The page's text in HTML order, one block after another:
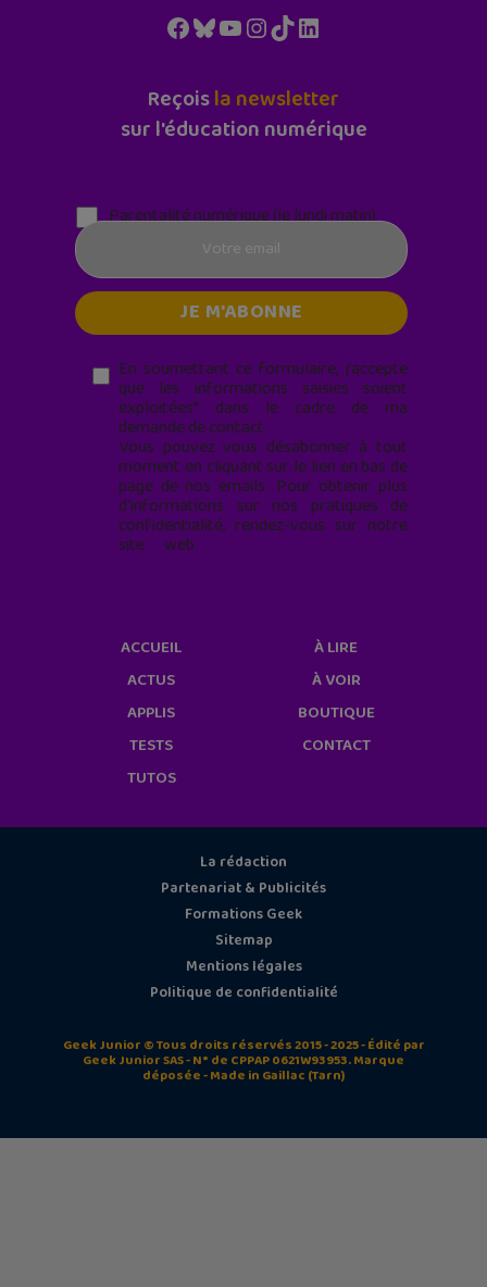
Facebook
Bluesky
YouTube
Instagram
TikTokLinkedIn
Reçoisla newsletter
sur l'éducation numérique
Parentalité numérique (le lundi matin)
En soumettant ce formulaire, j’accepte
que les informations saisies soient
exploitées* dans le cadre de ma
demande de contact.
Vous pouvez vous désabonner à tout
moment en cliquant sur le lien en bas de
page de nos emails. Pour obtenir plus
d'informations sur nos pratiques de
confidentialité, rendez-vous sur notre
site web
ACCUEIL
ACTUS
APPLIS
TESTS
TUTOS
À LIRE
À VOIR
BOUTIQUE
CONTACT
La rédaction
Partenariat & Publicités
Formations Geek
Sitemap
Mentions légales
Politique de confidentialité
Geek Junior © Tous droits réservés 2015 - 2025 - Édité par
Geek Junior SAS - N° de CPPAP 0621W93953. Marque
déposée - Made in Gaillac (Tarn)